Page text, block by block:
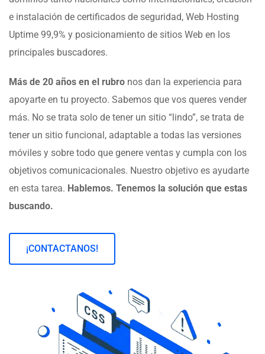
e instalación de certificados de seguridad, Web Hosting
Uptime 99,9% y posicionamiento de sitios Web en los
principales buscadores.
Más de 20 años en el rubro nos dan la experiencia para
apoyarte en tu proyecto. Sabemos que vos queres vender
más. No se trata solo de tener un sitio “lindo”, se trata de
tener un sitio funcional, adaptable a todas las versiones
móviles y sobre todo que genere ventas y cumpla con los
objetivos comunicacionales. Nuestro objetivo es ayudarte
en esta tarea. Hablemos. Tenemos la solución que estas
buscando.
¡CONTACTANOS!